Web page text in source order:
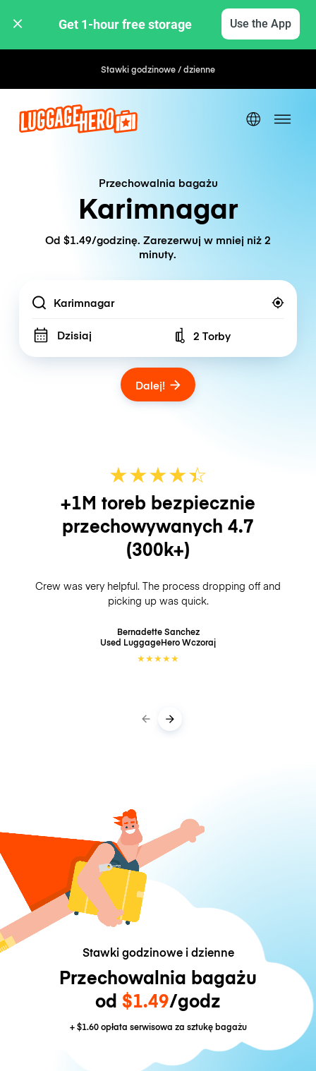
Get 1-hour free storage Use the App
Stawki godzinowe / dzienne
Przechowalnia bagażu
Karimnagar
Od $1.49/godzinę. Zarezerwuj w mniej niż 2
minuty.
Location
Dzisiaj Number of bags
2 Torby
Dalej!
★★★★☆
★
+1M toreb bezpiecznie
przechowywanych 4.7
(300k+)
Crew was very helpful. The process dropping off and
picking up was quick.
Bernadette Sanchez
Used LuggageHeroWczoraj
★★★★★
Stawki godzinowe i dzienne
Przechowalnia bagażu
od $1.49/godz
+$1.60opłata serwisowa za sztukę bagażu